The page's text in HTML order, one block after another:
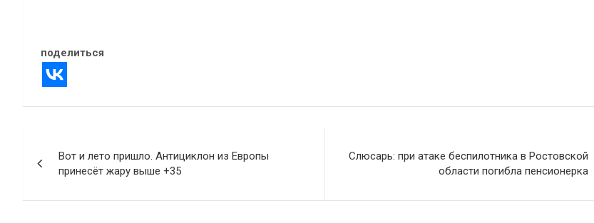
поделиться
по
записям
Вот и лето пришло. Антициклон из Европы
принесёт жару выше +35
Слюсарь: при атаке беспилотника в Ростовской
области погибла пенсионерка